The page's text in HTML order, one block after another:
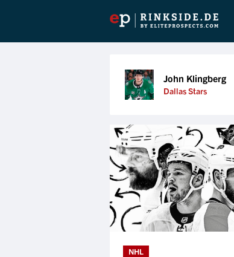
John Klingberg
Dallas Stars
NHL